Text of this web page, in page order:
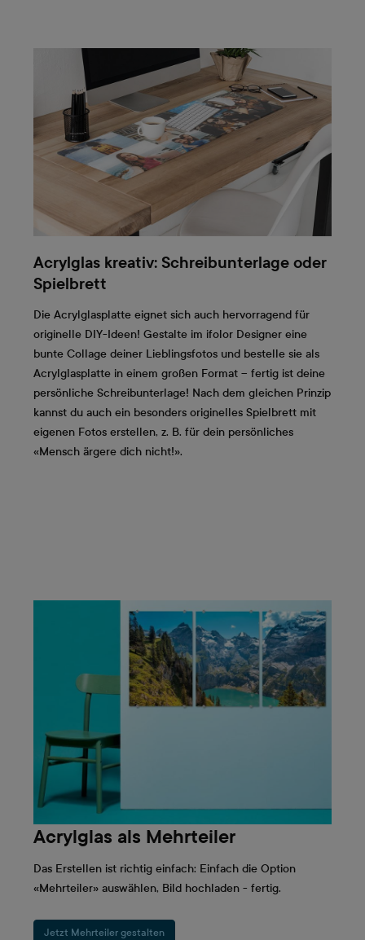
Acrylglas kreativ: Schreibunterlage oder
Spielbrett
Die Acrylglasplatte eignet sich auch hervorragend für
originelle DIY-Ideen! Gestalte im ifolor Designer eine
bunte Collage deiner Lieblingsfotos und bestelle sie als
Acrylglasplatte in einem großen Format – fertig ist deine
persönliche Schreibunterlage! Nach dem gleichen Prinzip
kannst du auch ein besonders originelles Spielbrett mit
eigenen Fotos erstellen, z. B. für dein persönliches
«Mensch ärgere dich nicht!».
Acrylglas als Mehrteiler
Das Erstellen ist richtig einfach: Einfach die Option
«Mehrteiler» auswählen, Bild hochladen - fertig.
Jetzt Mehrteiler gestalten